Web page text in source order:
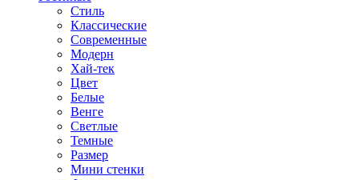
Стиль
Классические
Современные
Модерн
Хай-тек
Цвет
Белые
Венге
Светлые
Темные
Размер
Мини стенки